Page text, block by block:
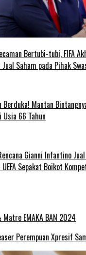
Bertubi-tubi, FIFA
Jual Saham pada Pihak
Berduka! Mantan
66 Tahun
Gianni Infantino
Sepakat Boikot
Matre EMAKA BAN 2024
Perempuan Xpresif